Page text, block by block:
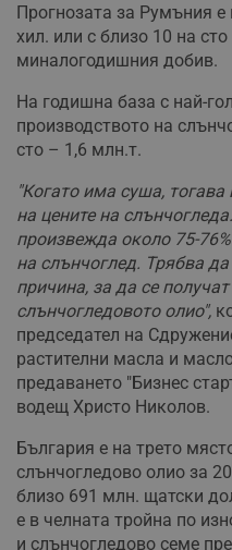
Прогнозата за Румъния е
хил. или с близо 10 на
миналогодишния добив.
На годишна база с най-
производството на
сто – 1,6 млн.т.
"Когато има суша,
на цените на
произвежда около 75-
на слънчоглед. Трябва
причина, за да се
слънчогледовото олио",
председател на
растителни масла и
предаването "Бизнес
водещ Христо Николов.
България е на трето
слънчогледово олио за
близо 691 млн. щатски
е в челната тройна по
и слънчогледово семе